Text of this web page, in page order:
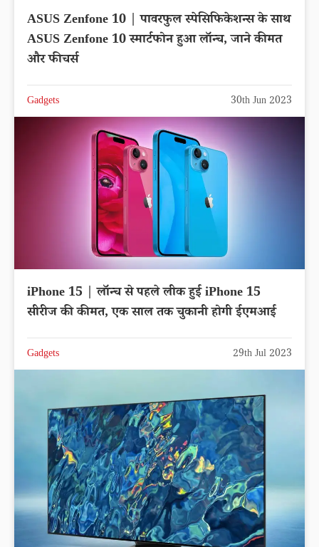
ASUS Zenfone 10 | पावरफुल स्पेसिफिकेशन्स के साथ
ASUS Zenfone 10 स्मार्टफोन हुआ लॉन्च, जाने कीमत
और फीचर्स
Gadgets 30th Jun 2023
iPhone 15 | लॉन्च से पहले लीक हुई iPhone 15
सीरीज की कीमत, एक साल तक चुकानी होगी ईएमआई
Gadgets 29th Jul 2023